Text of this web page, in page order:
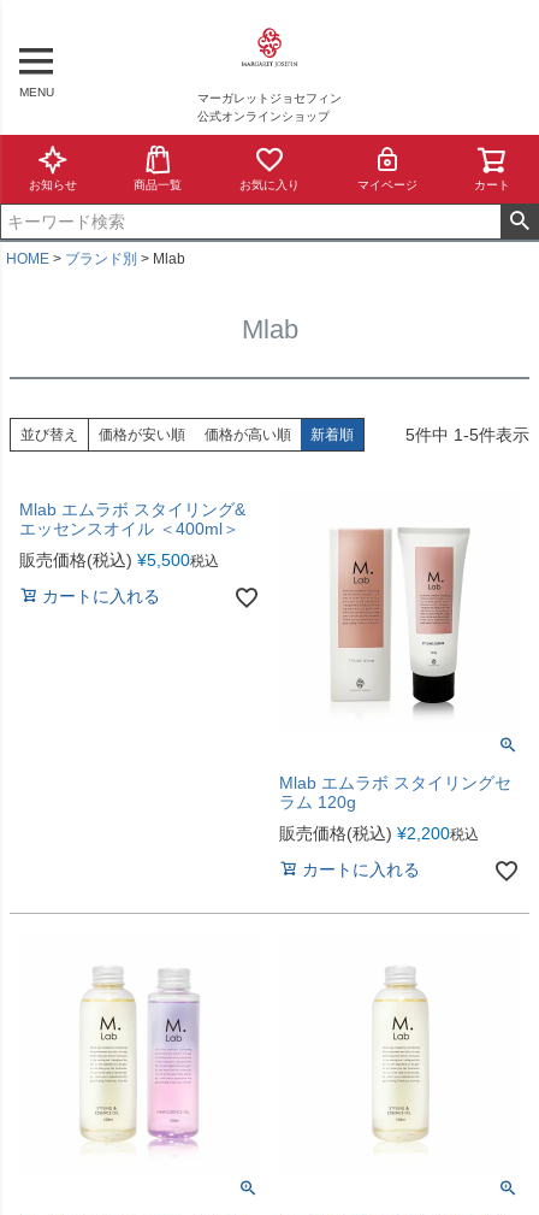
MENU
マーガレットジョセフィン
公式オンラインショップ
お知らせ 商品一覧 お気に入り マイページ カート
HOME ブランド別 Mlab
Mlab
並び替え 価格が安い順 価格が高い順 新着順 5件中 1-5件表示
Mlab エムラボ スタイリング&
エッセンスオイル ＜400ml＞
販売価格(税込) ¥5,500税込
カートに入れる
Mlab エムラボ スタイリングセ
ラム 120g
販売価格(税込) ¥2,200税込
カートに入れる